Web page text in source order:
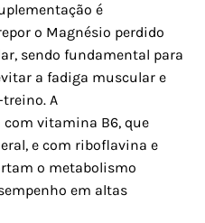
é
o Magnésio perdido
sendo fundamental para
a fadiga muscular e
A
vitamina B6, que
e com riboflavina e
o metabolismo
em altas